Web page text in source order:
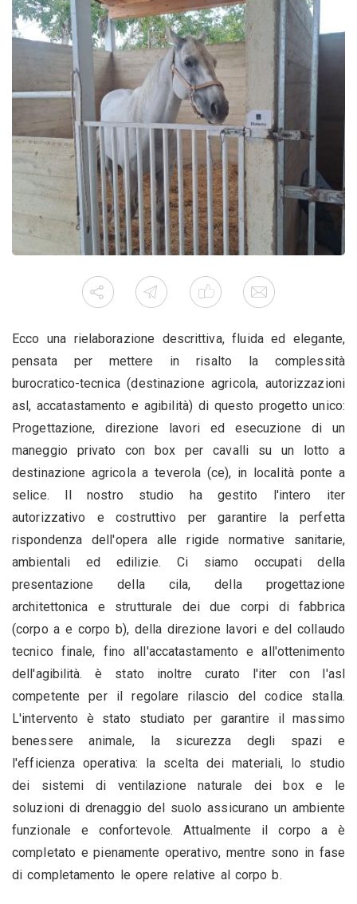
Ecco una rielaborazione descrittiva, fluida ed elegante,
pensata per mettere in risalto la complessità
burocratico-tecnica (destinazione agricola, autorizzazioni
asl, accatastamento e agibilità) di questo progetto unico:
Progettazione, direzione lavori ed esecuzione di un
maneggio privato con box per cavalli su un lotto a
destinazione agricola a teverola (ce), in località ponte a
selice. Il nostro studio ha gestito l'intero iter
autorizzativo e costruttivo per garantire la perfetta
rispondenza dell'opera alle rigide normative sanitarie,
ambientali ed edilizie. Ci siamo occupati della
presentazione della cila, della progettazione
architettonica e strutturale dei due corpi di fabbrica
(corpo a e corpo b), della direzione lavori e del collaudo
tecnico finale, fino all'accatastamento e all'ottenimento
dell'agibilità. è stato inoltre curato l'iter con l'asl
competente per il regolare rilascio del codice stalla.
L'intervento è stato studiato per garantire il massimo
benessere animale, la sicurezza degli spazi e
l'efficienza operativa: la scelta dei materiali, lo studio
dei sistemi di ventilazione naturale dei box e le
soluzioni di drenaggio del suolo assicurano un ambiente
funzionale e confortevole. Attualmente il corpo a è
completato e pienamente operativo, mentre sono in fase
di completamento le opere relative al corpo b.